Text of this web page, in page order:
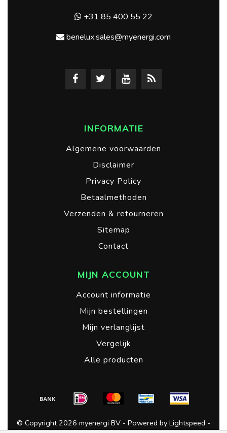
+31 85 400 55 22
benelux.sales@myenergi.com
INFORMATIE
Algemene voorwaarden
Disclaimer
Privacy Policy
Betaalmethoden
Verzenden & retourneren
Sitemap
Contact
MIJN ACCOUNT
Account informatie
Mijn bestellingen
Mijn verlanglijst
Vergelijk
Alle producten
© Copyright 2026 myenergi BV - Powered by Lightspeed -